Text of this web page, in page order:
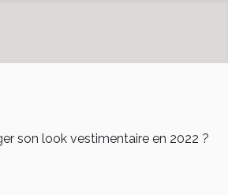
son look vestimentaire en 2022 ?